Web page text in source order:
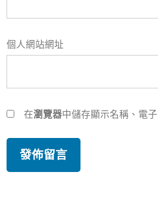
個人網站網址
在瀏覽器中儲存顯示名稱、電